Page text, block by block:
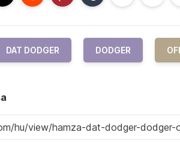
DAT DODGER DODGER